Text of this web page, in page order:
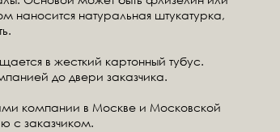
наносится натуральная штукатурка,
в жесткий картонный тубус.
до двери заказчика.
компании в Москве и Московской
с заказчиком.